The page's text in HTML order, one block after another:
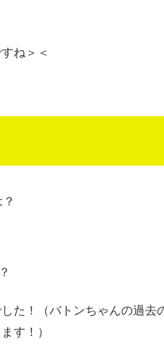
ね＞＜
た！（バトンちゃんの過去
す！）